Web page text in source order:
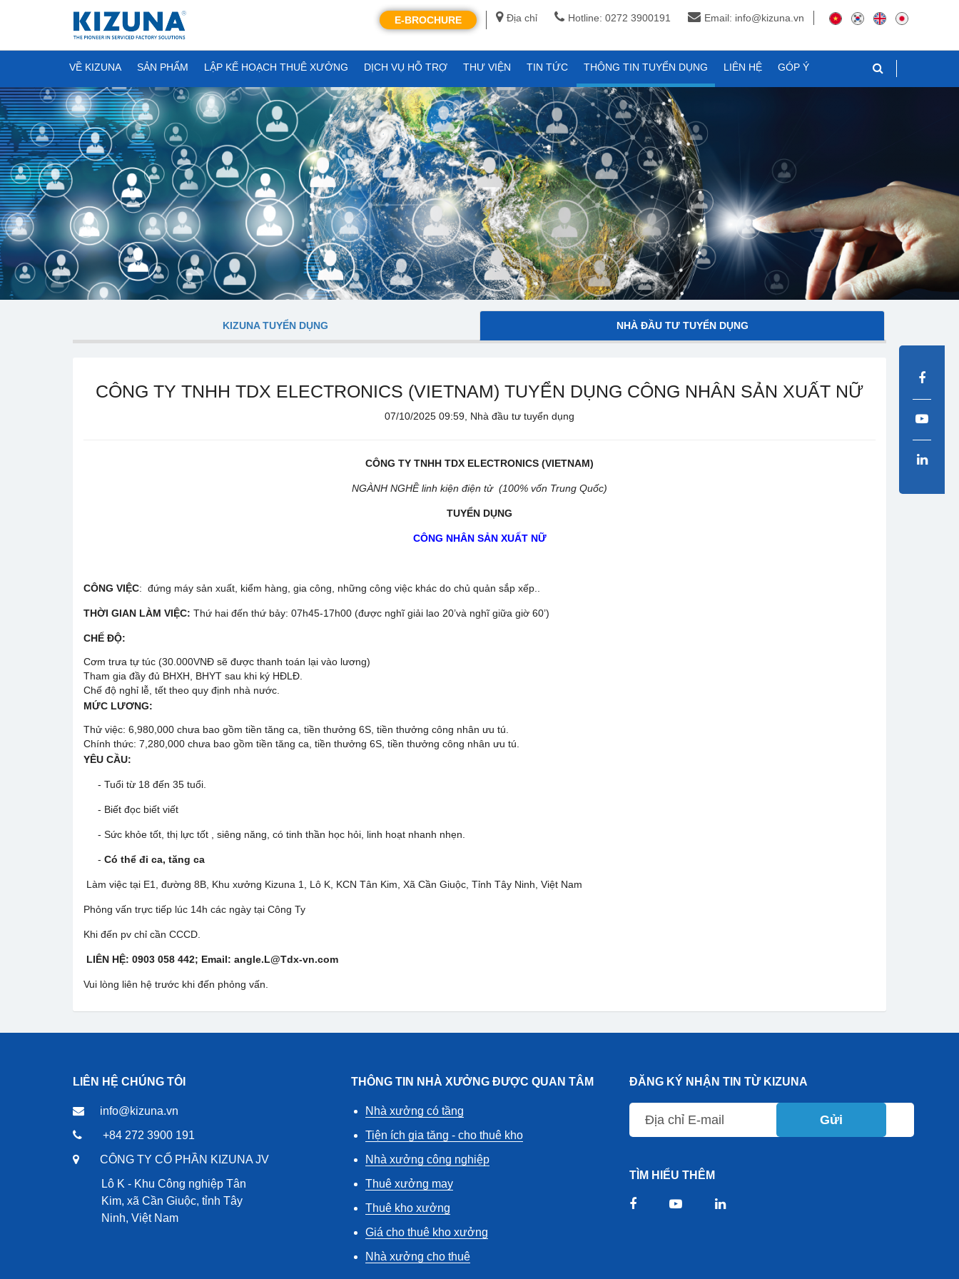
Địa chỉ Hotline: 0272 3900191 Email: info@kizuna.vn
E-BROCHURE
VỀ KIZUNA SẢN PHẨM LẬP KẾ HOẠCH THUÊ XƯỞNG DỊCH VỤ HỖ TRỢ THƯ VIỆN TIN TỨC THÔNG TIN TUYỂN DỤNG LIÊN HỆ GÓP Ý
KIZUNA TUYỂN DỤNG NHÀ ĐẦU TƯ TUYỂN DỤNG
CÔNG TY TNHH TDX ELECTRONICS (VIETNAM) TUYỂN DỤNG CÔNG NHÂN SẢN XUẤT NỮ
07/10/2025 09:59, Nhà đầu tư tuyển dụng
CÔNG TY TNHH TDX ELECTRONICS (VIETNAM)
NGÀNH NGHỀlinh kiện điện tử (100% vốn Trung Quốc)
TUYỂN DỤNG
CÔNG NHÂN SẢN XUẤT NỮ
CÔNG VIỆC: đứng máy sản xuất, kiểm hàng, gia công, những công việc khác do chủ quản sắp xếp..
THỜI GIAN LÀM VIỆC: Thứ hai đến thứ bảy: 07h45-17h00 (được nghĩ giải lao 20’và nghĩ giữa giờ 60’)
CHẾ ĐỘ:
Cơm trưa tự túc (30.000VNĐ sẽ được thanh toán lại vào lương)
Tham gia đầy đủ BHXH, BHYT sau khi ký HĐLĐ.
Chế độ nghỉ lễ, tết theo quy định nhà nước.
MỨC LƯƠNG:
Thử việc: 6,980,000 chưa bao gồm tiền tăng ca, tiền thưởng 6S, tiền thưởng công nhân ưu tú.
Chính thức: 7,280,000 chưa bao gồm tiền tăng ca, tiền thưởng 6S, tiền thưởng công nhân ưu tú.
YÊU CẦU:
- Tuổi từ 18 đến 35 tuổi.
- Biết đọc biết viết
- Sức khỏe tốt, thị lực tốt , siêng năng, có tinh thần học hỏi, linh hoạt nhanh nhẹn.
- Có thể đi ca, tăng ca
Làm việc tại E1, đường 8B, Khu xưởng Kizuna 1, Lô K, KCN Tân Kim, Xã Cần Giuộc, Tỉnh Tây Ninh, Việt Nam
Phỏng vấn trực tiếp lúc 14h các ngày tại Công Ty
Khi đến pv chỉ cần CCCD.
LIÊN HỆ: 0903 058 442; Email: angle.L@Tdx-vn.com
Vui lòng liên hệ trước khi đến phỏng vấn.
LIÊN HỆ CHÚNG TÔI
info@kizuna.vn
+84 272 3900 191
CÔNG TY CỔ PHẦN KIZUNA JV
Lô K - Khu Công nghiệp Tân
Kim, xã Cần Giuộc, tỉnh Tây
Ninh, Việt Nam
THÔNG TIN NHÀ XƯỞNG ĐƯỢC QUAN TÂM
Nhà xưởng có tầng
Tiện ích gia tăng - cho thuê kho
Nhà xưởng công nghiệp
Thuê xưởng may
Thuê kho xưởng
Giá cho thuê kho xưởng
Nhà xưởng cho thuê
ĐĂNG KÝ NHẬN TIN TỪ KIZUNA
Gửi
TÌM HIỂU THÊM